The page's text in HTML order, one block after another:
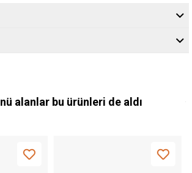
alanlar bu ürünleri de aldı